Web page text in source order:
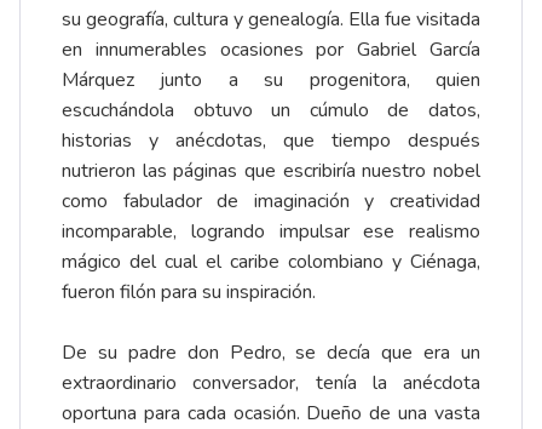
su geografía, cultura y genealogía. Ella fue visitada
en innumerables ocasiones por Gabriel García
Márquez junto a su progenitora, quien
escuchándola obtuvo un cúmulo de datos,
historias y anécdotas, que tiempo después
nutrieron las páginas que escribiría nuestro nobel
como fabulador de imaginación y creatividad
incomparable, logrando impulsar ese realismo
mágico del cual el caribe colombiano y Ciénaga,
fueron filón para su inspiración.
De su padre don Pedro, se decía que era un
extraordinario conversador, tenía la anécdota
oportuna para cada ocasión. Dueño de una vasta